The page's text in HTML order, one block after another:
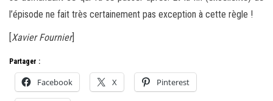
l’épisode ne fait très certainement pas exception à cette règle !
[Xavier Fournier]
Partager :
Facebook X Pinterest